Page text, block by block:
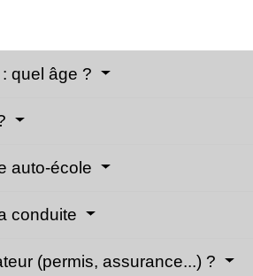
quel âge ?
auto-école
conduite
(permis, assurance...) ?